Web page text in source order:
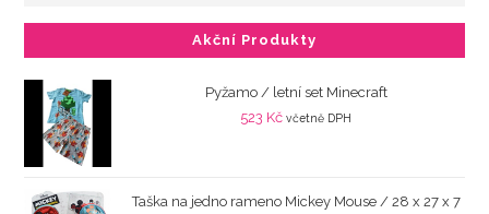
Akční Produkty
Pyžamo / letní set Minecraft
523 Kč včetně DPH
Taška na jedno rameno Mickey Mouse / 28 x 27 x 7